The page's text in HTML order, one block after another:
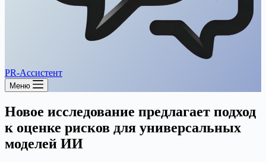
PR-Ассистент
Меню
Новое исследование предлагает подход
к оценке рисков для универсальных
моделей ИИ